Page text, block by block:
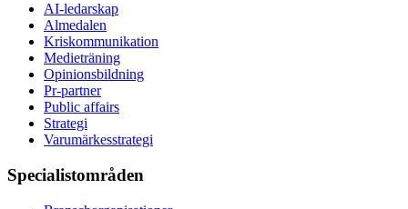
AI-ledarskap
Almedalen
Kris­kommunikation
Medieträning
Opinionsbildning
Pr-partner
Public affairs
Strategi
Varumärkesstrategi
Specialistområden